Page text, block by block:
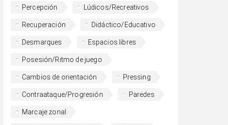
Percepción Lúdicos/Recreativos
Recuperación Didáctico/Educativo
Desmarques Espacios libres
Posesión/Ritmo de juego
Cambios de orientación Pressing
Contraataque/Progresión Paredes
Marcaje zonal